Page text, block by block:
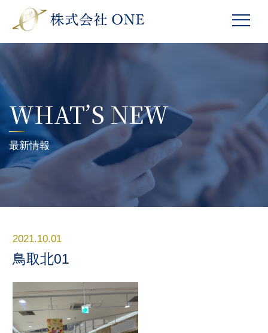
WHAT’S NEW
最新情報
2021.10.01
鳥取北01